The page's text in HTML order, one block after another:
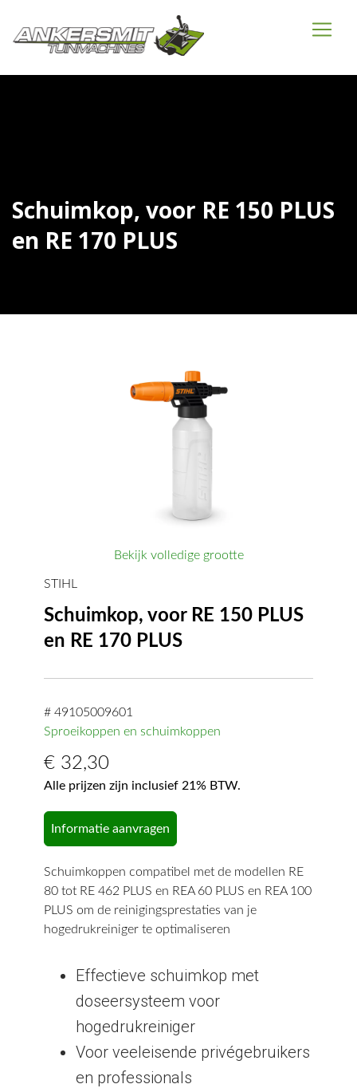
Schuimkop, voor RE 150 PLUS
en RE 170 PLUS
Bekijk volledige grootte
STIHL
Schuimkop, voor RE 150 PLUS
en RE 170 PLUS
# 49105009601
Sproeikoppen en schuimkoppen
€ 32,30
Alle prijzen zijn inclusief 21% BTW.
Informatie aanvragen
Schuimkoppen compatibel met de modellen RE
80 tot RE 462 PLUS en REA 60 PLUS en REA 100
PLUS om de reinigingsprestaties van je
hogedrukreiniger te optimaliseren
Effectieve schuimkop met
doseersysteem voor
hogedrukreiniger
Voor veeleisende privégebruikers
en professionals